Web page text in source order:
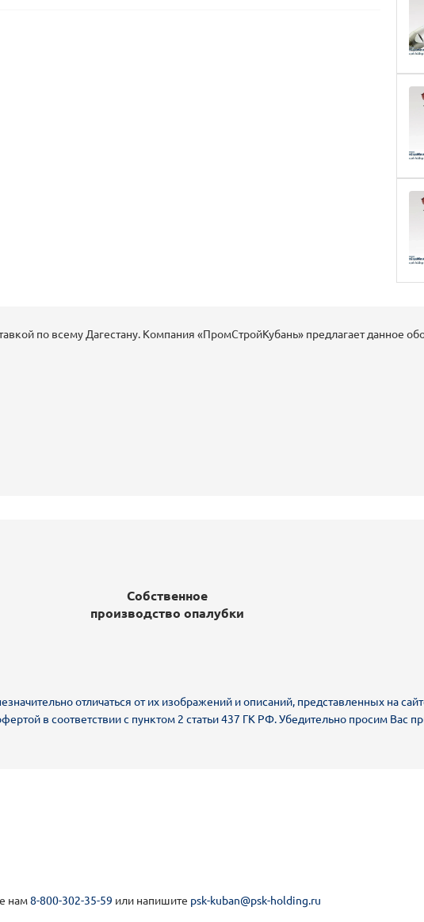
по всему Дагестану. Компания «ПромСтройКубань» предлагает данное
Собственное
производство опалубки
отличаться от их изображений и описаний, представленных на
в соответствии с пунктом 2 статьи 437 ГК РФ. Убедительно просим Вас
нам8-800-302-35-59 или напишите psk-kuban@psk-holding.ru